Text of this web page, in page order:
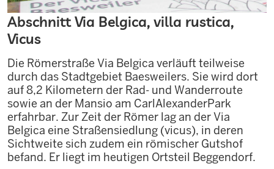
Abschnitt Via Belgica, villa rustica,
Vicus
Die Römerstraße Via Belgica verläuft teilweise
durch das Stadtgebiet Baesweilers. Sie wird dort
auf 8,2 Kilometern der Rad- und Wanderroute
sowie an der Mansio am CarlAlexanderPark
erfahrbar. Zur Zeit der Römer lag an der Via
Belgica eine Straßensiedlung (vicus), in deren
Sichtweite sich zudem ein römischer Gutshof
befand. Er liegt im heutigen Ortsteil Beggendorf.